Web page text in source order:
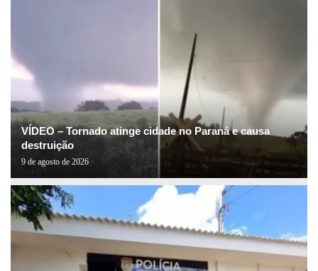
VÍDEO – Tornado atinge cidade no Paraná e causa
destruição
9 de agosto de 2026